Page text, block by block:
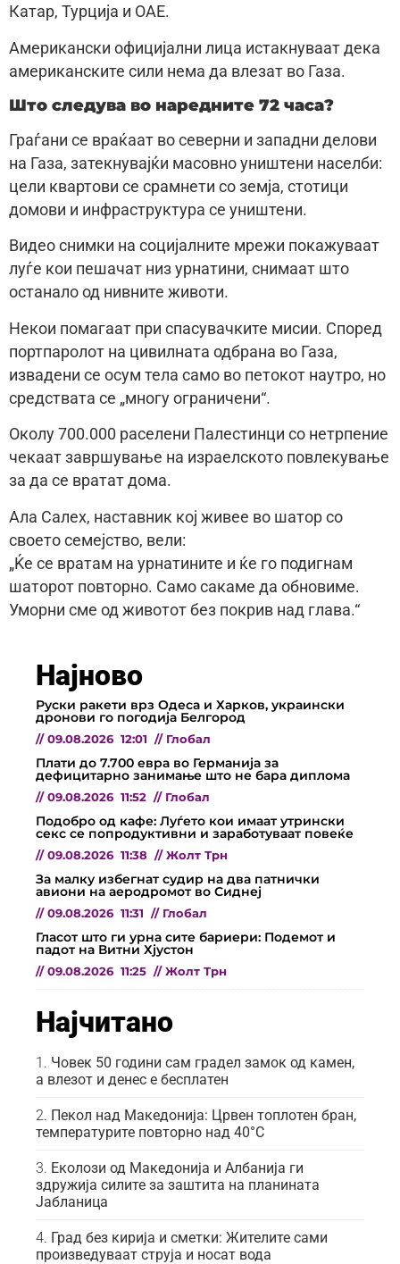
Катар, Турција и ОАЕ.
Американски официјални лица истакнуваат дека
американските сили нема да влезат во Газа.
Што следува во наредните 72 часа?
Граѓани се враќаат во северни и западни делови
на Газа, затекнувајќи масовно уништени населби:
цели квартови се срамнети со земја, стотици
домови и инфраструктура се уништени.
Видео снимки на социјалните мрежи покажуваат
луѓе кои пешачат низ урнатини, снимаат што
останало од нивните животи.
Некои помагаат при спасувачките мисии. Според
портпаролот на цивилната одбрана во Газа,
извадени се осум тела само во петокот наутро, но
средствата се „многу ограничени“.
Околу 700.000 раселени Палестинци со нетрпение
чекаат завршување на израелското повлекување
за да се вратат дома.
Ала Салех, наставник кој живее во шатор со
своето семејство, вели:
„Ќе се вратам на урнатините и ќе го подигнам
шаторот повторно. Само сакаме да обновиме.
Уморни сме од животот без покрив над глава.“
Најново
Руски ракети врз Одеса и Харков, украински
дронови го погодија Белгород
// 09.08.2026 12:01 // Глобал
Плати до 7.700 евра во Германија за
дефицитарно занимање што не бара диплома
// 09.08.2026 11:52 // Глобал
Подобро од кафе: Луѓето кои имаат утрински
секс се попродуктивни и заработуваат повеќе
// 09.08.2026 11:38 // Жолт Трн
За малку избегнат судир на два патнички
авиони на аеродромот во Сиднеј
// 09.08.2026 11:31 // Глобал
Гласот што ги урна сите бариери: Подемот и
падот на Витни Хјустон
// 09.08.2026 11:25 // Жолт Трн
Најчитано
Човек 50 години сам градел замок од камен,
а влезот и денес е бесплатен
Пекол над Македонија: Црвен топлотен бран,
температурите повторно над 40°C
Еколози од Македонија и Албанија ги
здружија силите за заштита на планината
Јабланица
Град без кирија и сметки: Жителите сами
произведуваат струја и носат вода